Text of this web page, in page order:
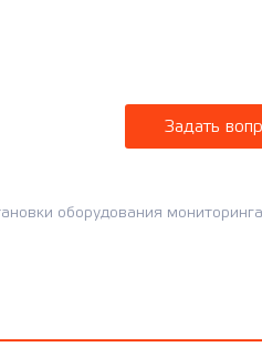
Задать
оборудования